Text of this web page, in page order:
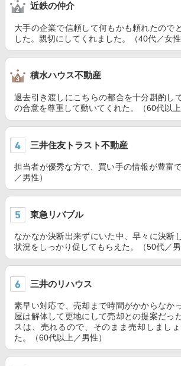
近鉄の仲介
大手の企業で信頼して何もかも頼れたので
した。親切にしてくれました。（40代／女性
積水ハウス不動産
退去引き渡しにこちらの都合を十分斟酌し
の合意を尊重して動いてくれた。（60代以上
三井住友トラスト不動産
担当者が優秀な方で、買い手の情報が豊富
／男性）
東急リバブル
なかなか決断出来ずにいた中、早々に決断
状況をしっかり促してもらえた。（50代／男
三井のリハウス
素早い対応で、売却まで時間がかからなか
屋は解体して更地にして売却との提案だっ
スは、売れるので、そのまま売却しまし
た。（60代以上／男性）